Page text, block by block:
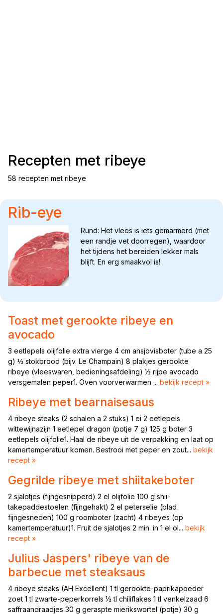
Recepten met ribeye
58 recepten met ribeye
Rib-eye
Rund: Het vlees is iets gemarmerd (met
een randje vet doorregen), waardoor
het tijdens het bereiden lekker mals
blijft. En erg smaakvol is!
Toast met gerookte ribeye en
avocado
3 eetlepels olijfolie extra vierge 4 cm ansjovisboter (tube a 25
g) ⅓ stokbrood (bijv. Le Champain) 8 plakjes gerookte
ribeye (vleeswaren, bedieningsafdeling) ½ rijpe avocado
versgemalen peper1. Oven voorverwarmen ... bekijk recept »
Ribeye met bearnaisesaus
4 ribeye steaks (2 schalen a 2 stuks) 1 ei 2 eetlepels
wittewijnazijn 1 eetlepel dragon (potje 7 g) 125 g boter 3
eetlepels olijfolie1. Haal de ribeye uit de verpakking en laat op
kamertemperatuur komen. Bestrooi met peper en zout... bekijk
recept »
Gegrilde ribeye met shiitakeboter
2 sjalotjes (fijngesnipperd) 2 el olijfolie 100 g shii-
takepaddestoelen (fijngehakt) 2 el peterselie (blad
fijngesneden) 100 g roomboter (zacht) 4 ribeyes (op
kamertemperatuur)1. Fruit de sjalotjes 2 min. in 1 el ol... bekijk
recept »
Julius Jaspers' ribeye van de
barbecue met steaksaus
4 ribeye steaks (AH Excellent) 1 tl gerookte-paprikapoeder
zoet 1 tl zwarte-peperkorrels ½ tl chiliflakes 1 tl venkelzaad 6
saffraandraadjes 30 g geraspte mierikswortel (potje) 30 g